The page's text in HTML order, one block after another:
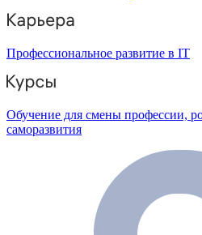
Профессиональное развитие в IT
Обучение для смены профессии,
саморазвития